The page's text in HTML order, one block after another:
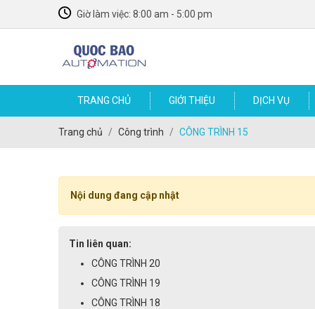
Giờ làm việc: 8:00 am - 5:00 pm
TRANG CHỦ GIỚI THIỆU DỊCH VỤ
Trang chủ Công trình CÔNG TRÌNH 15
Nội dung đang cập nhật
Tin liên quan:
CÔNG TRÌNH 20
CÔNG TRÌNH 19
CÔNG TRÌNH 18